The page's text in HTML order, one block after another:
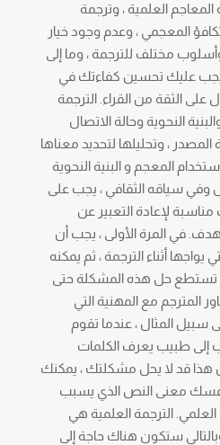
العلمية ، وترجمة
المعجمي ، وعدم وجود خيار
مختلف للترجمة ، وما إلى
عليك تحسين كفاءتك في
الثقة من القراء. الترجمة
النحوية وحالة الاتصال
، وتحليلها لتحديد معناها
المعجم و البنية النحوية
وفي سياقه الثقافي ، يجب على
مناسبة لإعادة التعبير عن
في المرة الأولى ، يجب أن
أثناء الترجمة ، ثم يمكنه
تستطع حل هذه المشكلة حتى
المترجم مع المهنية التي
سبيل المثال ، عندما تقوم
إلى طبيب يعرف الكلمات
هذا قد لا يحل مشكلتك ، يمكنك
معنى النص الذي يسبب
الترجمة العلمية هي
ستكون هناك حاجة إلى